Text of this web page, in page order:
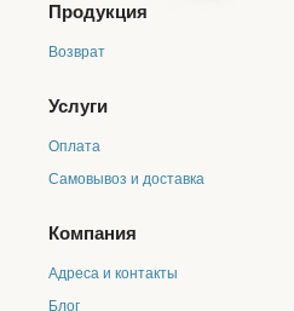
Продукция
Возврат
Услуги
Оплата
Самовывоз и доставка
Компания
Адреса и контакты
Блог